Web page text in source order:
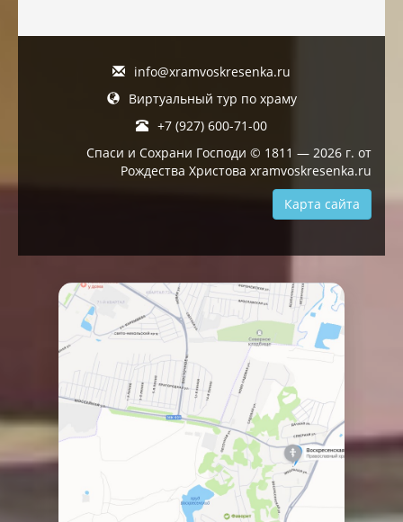
info@xramvoskresenka.ru
Виртуальный тур по храму
+7 (927) 600-71-00
Спаси и Сохрани Господи © 1811 — 2026 г. от
Рождества Христова xramvoskresenka.ru
Карта сайта